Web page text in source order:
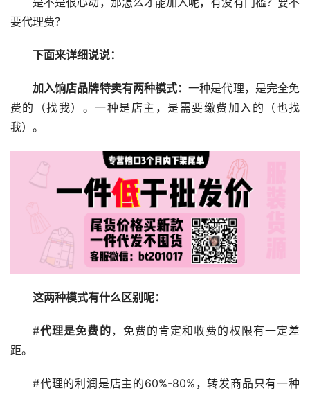
要代理费？
下面来详细说说：
加入饷店品牌特卖有两种模式：一种是代理，是完全免
费的（找我）。一种是店主，是需要缴费加入的（也找
我）。
这两种模式有什么区别呢：
#代理是免费的，免费的肯定和收费的权限有一定差
距。
#代理的利润是店主的60%-80%，转发商品只有一种